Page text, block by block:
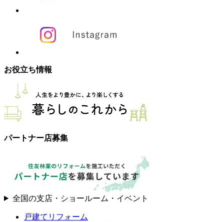
お役立ち情報
パートナー店募集
全国の支店・ショールーム・イベント
戸建てリフォーム